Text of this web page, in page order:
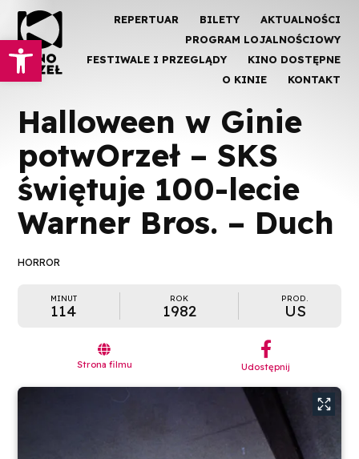
Otwórz pasek narzędzi
REPERTUAR BILETY
AKTUALNOŚCI
PROGRAM LOJALNOŚCIOWY
FESTIWALE I PRZEGLĄDY
KINO DOSTĘPNE
O KINIE
KONTAKT
Halloween w Ginie
potwOrzeł – SKS
świętuje 100-lecie
Warner Bros. – Duch
HORROR
MINUT
114
ROK
1982
PROD.
US

Strona filmu
︁
Udostępnij